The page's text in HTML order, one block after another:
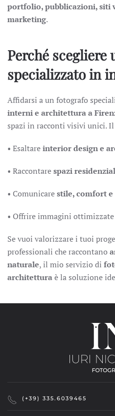
portfolio, pubblicazioni, siti
marketing.
Perché scegliere
specializzato in
Affidarsi a un fotografo
interni e architettura a
spazi in racconti visivi unici.
• Esaltareinterior design e
• Raccontarespazi
• Comunicarestile, comfort
• Offrire immagini
Se vuoi valorizzare i tuoi
professionali che raccontano
naturale, il mio servizio di
architetturaè la soluzione
(+39) 335.6039465